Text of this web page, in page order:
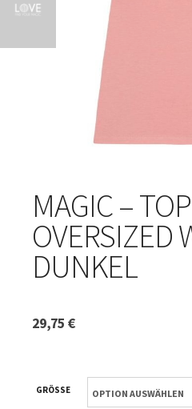
MAGIC – TOP
OVERSIZED
DUNKEL
29,75 €
GRÖSSE